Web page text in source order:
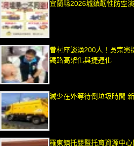
宜蘭縣2026城鎮韌性防空
眷村座談湧200人！吳宗憲
鐵路高架化與捷運化
減少在外等待倒垃圾時間
羅東鎮托嬰暨托育資源中心